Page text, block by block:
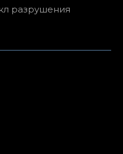
разрушения